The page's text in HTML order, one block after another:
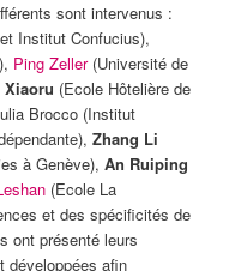
sont intervenus :
Institut Confucius),
Ping Zeller(Université de
Xiaoru (Ecole Hôtelière de
Brocco (Institut
Zhang Li
à Genève), An Ruiping
(Ecole La
et des spécificités de
ont présenté leurs
développées afin